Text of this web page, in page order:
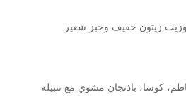
وزيت زيتون خفيف وخبز شعير.
كوسا، باذنجان مشوي مع تتبيلة